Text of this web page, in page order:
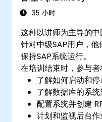
35 小时
这种以讲师为主导的中
针对中级SAP用户，
保持SAP系统运行。
在培训结束时，参与者
了解如何启动和停
了解数据库的系统
配置系统并创建
计划和监视后台作